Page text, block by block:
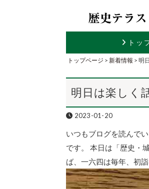
トッ
トップページ > 新着情報 > 明
明日は楽しく
2023-01-20
いつもブログを読んで
です。 本日は「歴史・
ば、一六四は毎年、初